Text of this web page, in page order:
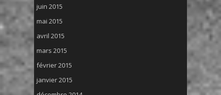
juin 2015
mai 2015
avril 2015
mars 2015
février 2015
janvier 2015